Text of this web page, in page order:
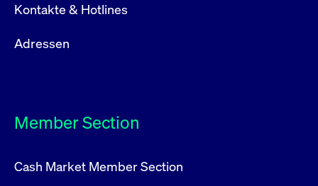
Kontakte & Hotlines
Adressen
Member Section
Cash Market Member Section